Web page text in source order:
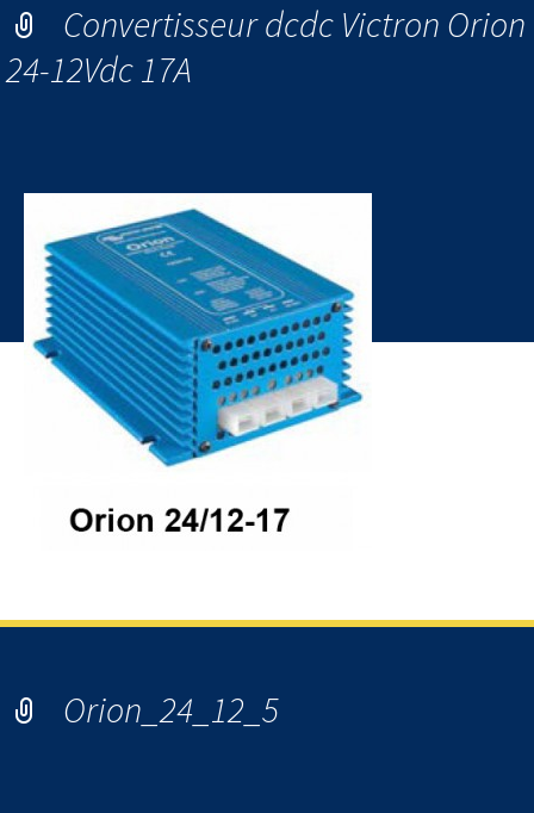
Convertisseur dcdc Victron Orion
24-12Vdc 17A
Orion_24_12_5